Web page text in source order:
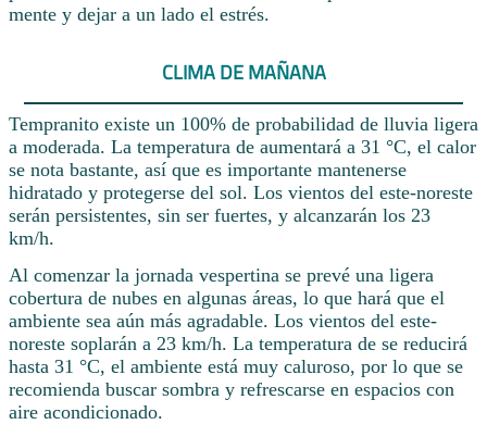
mente y dejar a un lado el estrés.
CLIMA DE MAÑANA
Tempranito existe un 100% de probabilidad de lluvia ligera
a moderada. La temperatura de aumentará a 31 °C, el calor
se nota bastante, así que es importante mantenerse
hidratado y protegerse del sol. Los vientos del este-noreste
serán persistentes, sin ser fuertes, y alcanzarán los 23
km/h.
Al comenzar la jornada vespertina se prevé una ligera
cobertura de nubes en algunas áreas, lo que hará que el
ambiente sea aún más agradable. Los vientos del este-
noreste soplarán a 23 km/h. La temperatura de se reducirá
hasta 31 °C, el ambiente está muy caluroso, por lo que se
recomienda buscar sombra y refrescarse en espacios con
aire acondicionado.